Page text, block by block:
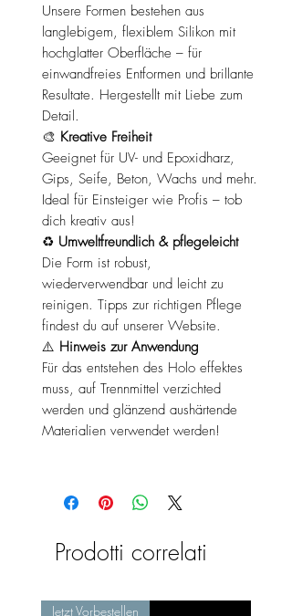
Unsere Formen bestehen aus
langlebigem, flexiblem Silikon mit
hochglatter Oberfläche – für
einwandfreies Entformen und brillante
Resultate. Hergestellt mit Liebe zum
Detail.
🎨 Kreative Freiheit
Geeignet für UV- und Epoxidharz,
Gips, Seife, Beton, Wachs und mehr.
Ideal für Einsteiger wie Profis – tob
dich kreativ aus!
♻️ Umweltfreundlich & pflegeleicht
Die Form ist robust,
wiederverwendbar und leicht zu
reinigen. Tipps zur richtigen Pflege
findest du auf unserer Website.
⚠️ Hinweis zur Anwendung
Für das entstehen des Holo effektes
muss, auf Trennmittel verzichted
werden und glänzend aushärtende
Materialien verwendet werden!
Prodotti correlati
Jetzt Vorbestellen